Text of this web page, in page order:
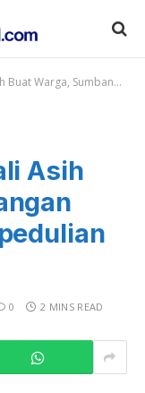
Sebagai Bentuk Kepedulian Perusahaan
Asih
0 2 MINS READ